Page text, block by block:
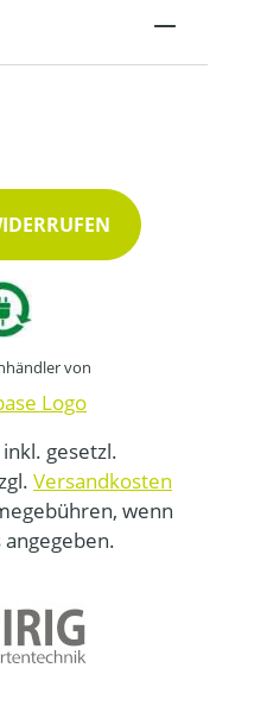
von
gesetzl.
Versandkosten
wenn